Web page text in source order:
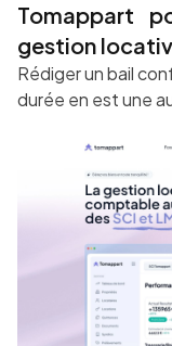
Tomappart
gestion
Rédiger un bail
durée en est une